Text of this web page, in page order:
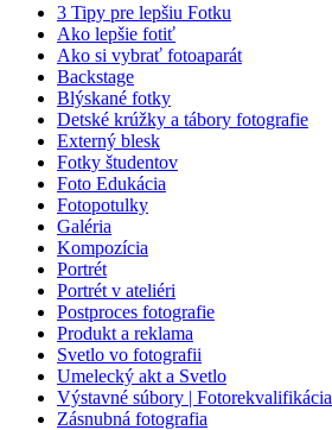
3 Tipy pre lepšiu Fotku
Ako lepšie fotiť
Ako si vybrať fotoaparát
Backstage
Blýskané fotky
Detské krúžky a tábory fotografie
Externý blesk
Fotky študentov
Foto Edukácia
Fotopotulky
Galéria
Kompozícia
Portrét
Portrét v ateliéri
Postproces fotografie
Produkt a reklama
Svetlo vo fotografii
Umelecký akt a Svetlo
Výstavné súbory | Fotorekvalifikácia
Zásnubná fotografia